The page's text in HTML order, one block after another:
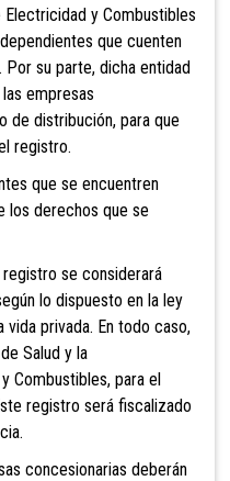
y Combustibles
que cuenten
su parte, dicha entidad
empresas
de distribución, para que
registro.
que se encuentren
los derechos que se
se considerará
lo dispuesto en la ley
privada. En todo caso,
Salud y la
Combustibles, para el
registro será fiscalizado
concesionarias deberán